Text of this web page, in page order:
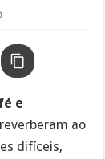
e
ao
difíceis,